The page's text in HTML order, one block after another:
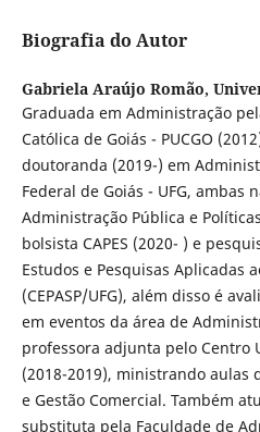
Biografia do Autor
Gabriela Araújo Romão,
Graduada em Administração
Católica de Goiás - PUCGO
doutoranda (2019-) em
Federal de Goiás - UFG, ambas
Administração Pública e
bolsista CAPES (2020- ) e
Estudos e Pesquisas Aplicadas
(CEPASP/UFG), além disso é
em eventos da área de
professora adjunta pelo Centro
(2018-2019), ministrando aulas
e Gestão Comercial. Também
substituta pela Faculdade de